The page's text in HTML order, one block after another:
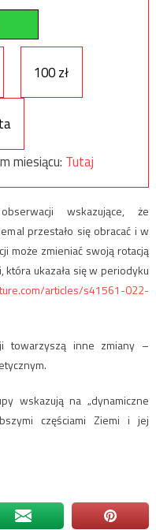
100 zł
miesiącu: Tutaj
wskazujące, że
przestało się obracać i w
może zmieniać swoją rotacją
ukazała się w periodyku
articles/s41561-022-
towarzyszą inne zmiany –
wskazują na „dynamiczne
częściami Ziemi i jej